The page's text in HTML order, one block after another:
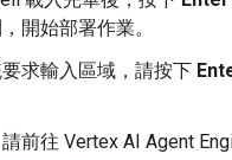
開始部署作業。
求輸入區域，請按下
前往 Vertex AI Agent